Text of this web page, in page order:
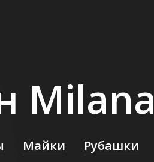
Milana
Майки
Рубашки